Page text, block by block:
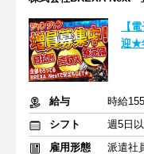
【
迎★
給与
時給
シフト
週5日
雇用形態
派遣社